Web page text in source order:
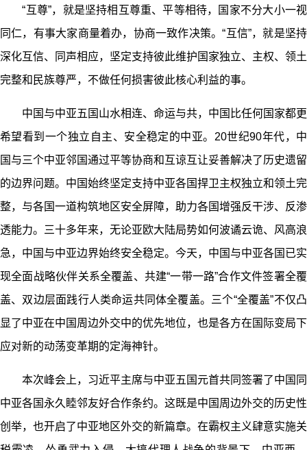
“互尊”，就是坚持相互尊重、平等相待，国家不分大小一视
同仁，有事大家商量着办，协商一致作决策。“互信”，就是坚持
深化互信、同声相应，坚定支持彼此维护国家独立、主权、领土
完整和民族尊严，不做任何损害彼此核心利益的事。
中国与中亚五国山水相连、命运与共，中国比任何国家都更
希望看到一个独立自主、安全稳定的中亚。20世纪90年代，中
国与三个中亚邻国通过平等协商和互谅互让妥善解决了历史遗留
的边界问题。中国始终坚定支持中亚各国捍卫主权独立和领土完
整，与各国一道构筑地区安全屏障，助力各国增强反干涉、反渗
透能力。三十多年来，无论亚欧大陆局势如何波谲云诡、风高浪
急，中国与中亚边界始终安全稳定。今天，中国与中亚各国已实
现全面战略伙伴关系全覆盖、共建“一带一路”合作文件签署全覆
盖、双边层面践行人类命运共同体全覆盖。三个“全覆盖”不仅凸
显了中亚在中国周边外交中的优先地位，也是各方在国际变局下
应对新的动荡变革期的定海神针。
本次峰会上，习近平主席与中亚五国元首共同签署了中国同
中亚各国永久睦邻友好合作条约。这既是中国周边外交的历史性
创举，也开启了中亚地区外交的新篇章。在霸权主义肆意实施关